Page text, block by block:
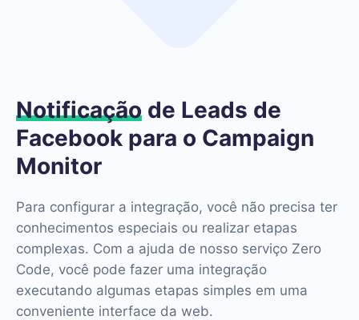
Notificação de Leads de
Facebook para o Campaign
Monitor
Para configurar a integração, você não precisa ter
conhecimentos especiais ou realizar etapas
complexas. Com a ajuda de nosso serviço Zero
Code, você pode fazer uma integração
executando algumas etapas simples em uma
conveniente interface da web.